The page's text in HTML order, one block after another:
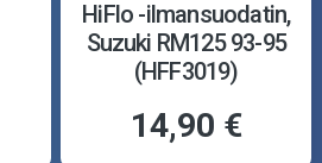
HiFlo -ilmansuodatin,
Suzuki RM125 93-95
(HFF3019)
14,90 €